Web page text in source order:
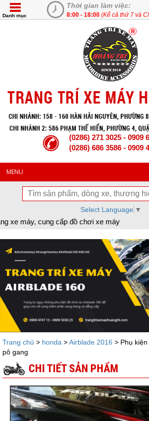
Thời gian làm việc:
8:00 - 18:00 (Kể cả thứ 7 và
Danh mục
(0286) 271 3025 - 0909
(0286) 686 3586 - 0909
MENU
Select Language ▼
cung cấp đồ chơi xe máy
Trang chủ > honda >Airblade 2016 > Phụ
pô gang
CHI TIẾT SẢN PHẨM